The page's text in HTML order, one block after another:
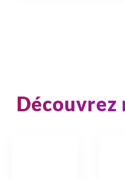
Découvrez